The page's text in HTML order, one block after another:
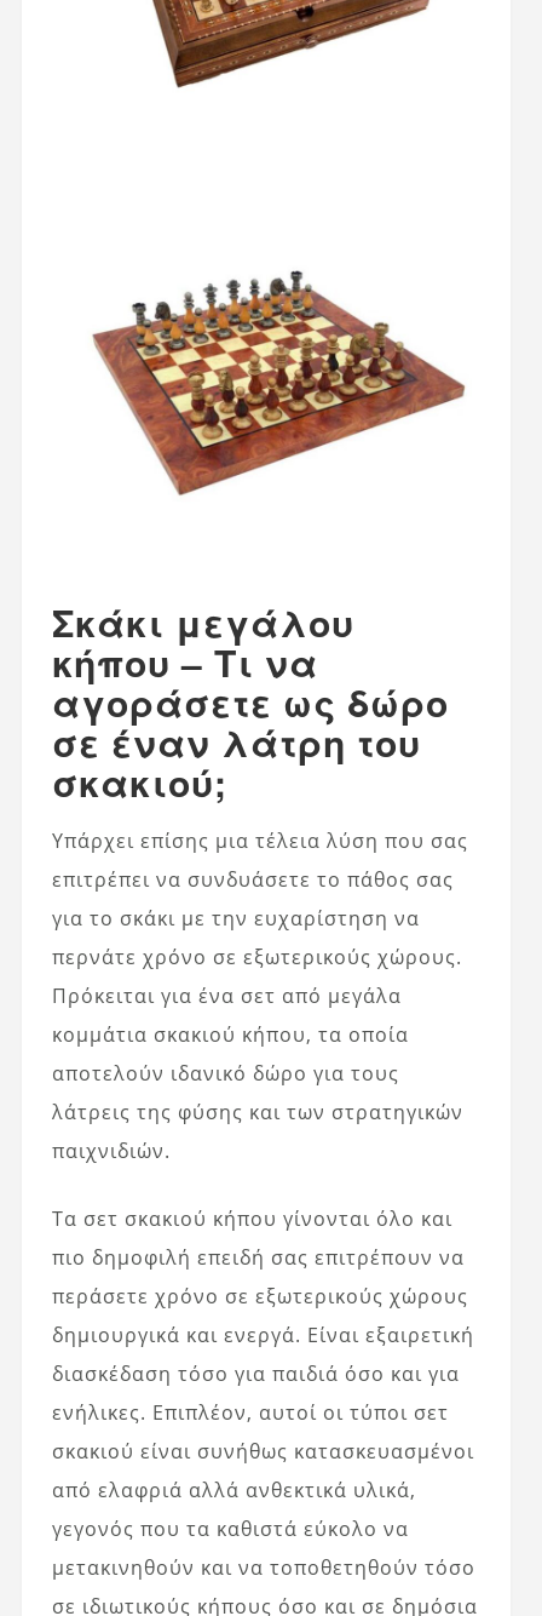
Σκάκι μεγάλου
κήπου – Τι να
αγοράσετε ως δώρο
σε έναν λάτρη του
σκακιού;
Υπάρχει επίσης μια τέλεια λύση που σας
επιτρέπει να συνδυάσετε το πάθος σας
για το σκάκι με την ευχαρίστηση να
περνάτε χρόνο σε εξωτερικούς χώρους.
Πρόκειται για ένα σετ από μεγάλα
κομμάτια σκακιού κήπου, τα οποία
αποτελούν ιδανικό δώρο για τους
λάτρεις της φύσης και των στρατηγικών
παιχνιδιών.
Τα σετ σκακιού κήπου γίνονται όλο και
πιο δημοφιλή επειδή σας επιτρέπουν να
περάσετε χρόνο σε εξωτερικούς χώρους
δημιουργικά και ενεργά. Είναι εξαιρετική
διασκέδαση τόσο για παιδιά όσο και για
ενήλικες. Επιπλέον, αυτοί οι τύποι σετ
σκακιού είναι συνήθως κατασκευασμένοι
από ελαφριά αλλά ανθεκτικά υλικά,
γεγονός που τα καθιστά εύκολο να
μετακινηθούν και να τοποθετηθούν τόσο
σε ιδιωτικούς κήπους όσο και σε δημόσια